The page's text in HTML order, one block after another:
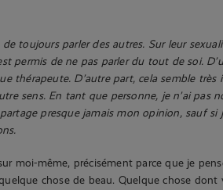
toujours parler des autres. Sur leur
permis de ne pas parler du tout de soi.
thérapeute. D’autre part, cela semble très
sens. En tant que personne, je n’ai pas
presque jamais mon opinion, sauf si
moi-même, précisément parce que je
chose de beau. Quelque chose dont